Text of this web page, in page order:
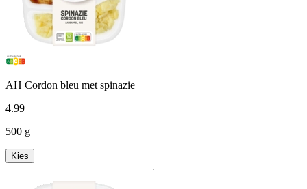
AH Cordon bleu met spinazie
4.99
500 g
Kies